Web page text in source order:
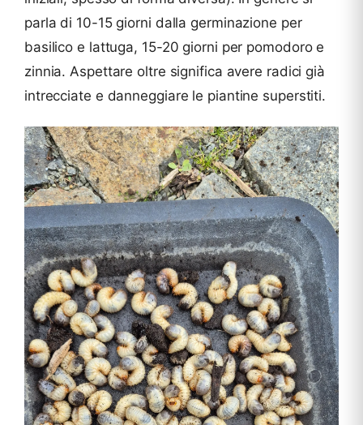
parla di 10-15 giorni dalla germinazione per
basilico e lattuga, 15-20 giorni per pomodoro e
zinnia. Aspettare oltre significa avere radici già
intrecciate e danneggiare le piantine superstiti.